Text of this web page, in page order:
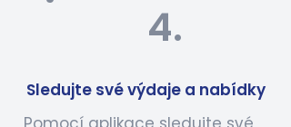
4.
Sledujte své výdaje a nabídky